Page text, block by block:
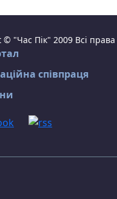
"Час Пік" 2009 Всі
співпраця